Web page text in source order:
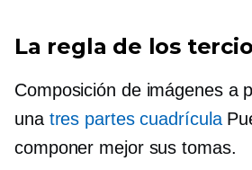
La regla de los
Composición de imágenes a
una tres partescuadrícula
componer mejor sus tomas.